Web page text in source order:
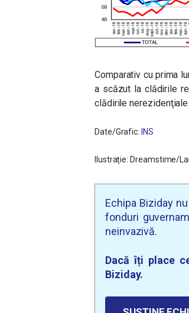
Comparativ cu prima
a scăzut la clădirile
clădirile nerezidenţiale
Date/Grafic: INS
Ilustrație: Dreamstime/
Echipa Biziday
fonduri
neinvazivă.
Dacă îți place
Biziday.